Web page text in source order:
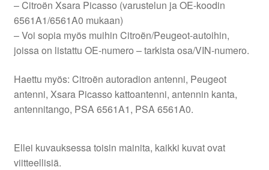
– Citroën Xsara Picasso (varustelun ja OE-koodin
6561A1/6561A0 mukaan)
– Voi sopia myös muihin Citroën/Peugeot-autoihin,
joissa on listattu OE-numero – tarkista osa/VIN-numero.
Haettu myös: Citroën autoradion antenni, Peugeot
antenni, Xsara Picasso kattoantenni, antennin kanta,
antennitango, PSA 6561A1, PSA 6561A0.
Ellei kuvauksessa toisin mainita, kaikki kuvat ovat
viitteellisiä.